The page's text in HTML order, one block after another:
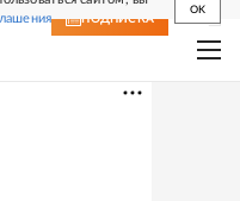
OK
ПОДПИСКА